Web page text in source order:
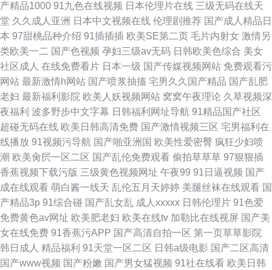
产精品1000 91九色在线视频 日本伦理片在线 三级无码在线天
堂 久久成人亚洲 日本中文视频在线 伦理剧推荐 国产成人精品日
本 97甜桃品种介绍 91插插插 欧美SE第二页 毛片内射女 激情另
类欧美一二 国产色视频 孕妇三级av无码 日韩欧美色综合 美女
社区成人 在线免费看片 日本一级 国产传媒视频网站 免费观看污
网站 最新激情h网站 国产喷浆抽搐 宅男久久国产精品 国产乱肥
老妇 最新福利影院 欧美人妖视频网站 窝窝午夜理论 久草视频深
夜福利 波多野步中文字幕 日韩福利网址导航 91精品国产社区
超碰无码在线 欧美日韩高清免费 国产激情视频三区 宅男福利在
线播放 91视频污导航 国产啪亚洲国 欧美性爱密臀 疯狂少妇喷
潮 欧美肏屄一区二区 国产乱伦免费观看 偷拍草草草 97狠狠插
香蕉视频下载污版 三级黄色视频网址 午夜99 91日逼视频 国产
成在线观看 萌白酱一线天 乱伦五月天婷婷 美腿丝袜在线观看 国
产精品3p 91综合碰 国产乱女乱 成人xxxxx 日韩伦理片 91色爱
免费黄色av网址 欧美肥老妇 欧美在线tv 加勒比在线视屏 国产美
女在线免费 91香蕉污APP 国产高清自拍一区 第一页草草影院
韩日成人 精品福利 91天堂一区二区 日韩a级电影 国产二区高清
国产www视频 国产粉嫩 国产男女猛视频 91社在线看 欧美日韩